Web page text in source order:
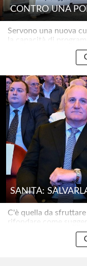
CONTRO UNA
Servono una nuova
la capacità di
SANITÀ:
C'è quella da
rifondare come